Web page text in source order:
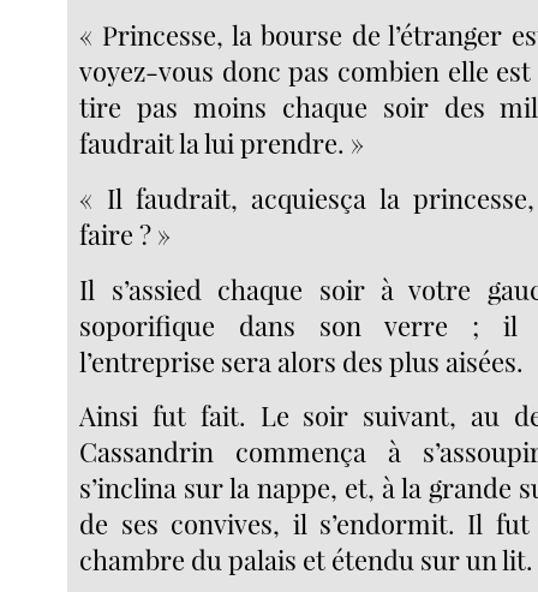
« Princesse, la bourse de l’étranger
voyez-vous donc pas combien elle
tire pas moins chaque soir des
faudrait la lui prendre. »
« Il faudrait, acquiesça la
faire ? »
Il s’assied chaque soir à votre
soporifique dans son verre ; il
l’entreprise sera alors des plus aisées.
Ainsi fut fait. Le soir suivant, au
Cassandrin commença à
s’inclina sur la nappe, et, à la grande
de ses convives, il s’endormit. Il
chambre du palais et étendu sur un lit.